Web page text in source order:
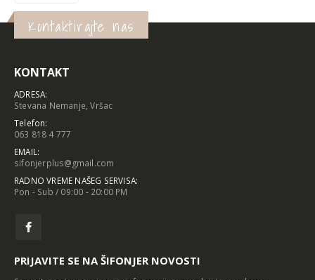
Kontaktirajte nas
Stevana Nemanje, Vršac
063 818 4 777
sifonjerplus@gmail.com
RADNO VREME NAŠEG SERVISA:
Pon - Sub / 09:00 - 20:00 PM